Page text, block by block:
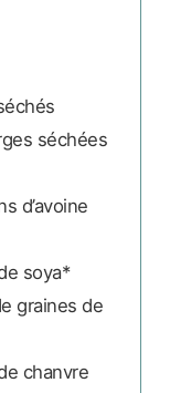
séchées
d’avoine
soya*
graines de
chanvre